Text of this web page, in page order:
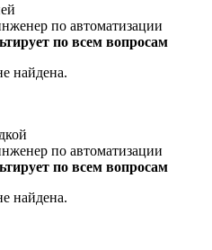
по автоматизации
по всем вопросам
найдена.
по автоматизации
по всем вопросам
найдена.